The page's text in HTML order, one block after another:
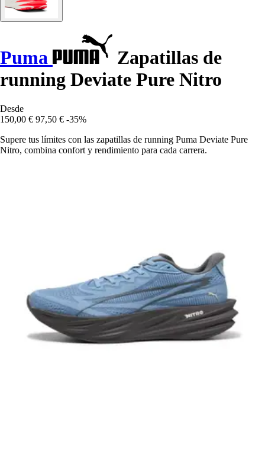
Puma
Zapatillas de
running Deviate Pure Nitro
Desde
150,00 € 97,50 € -35%
Supere tus límites con las zapatillas de running Puma Deviate Pure
Nitro, combina confort y rendimiento para cada carrera.